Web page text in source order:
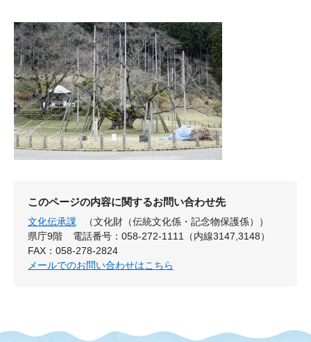
このページの内容に関するお問い合わせ先
文化伝承課
（文化財（伝統文化係・記念物保護係））
県庁9階
電話番号：058-272-1111（内線3147,3148）
FAX：058-278-2824
メールでのお問い合わせはこちら